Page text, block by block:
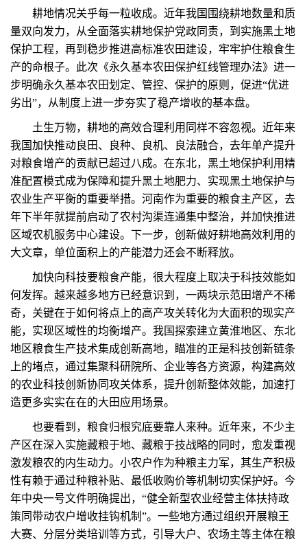
耕地情况关乎每一粒收成。近年我国围绕耕地数量和质
量双向发力，从全面落实耕地保护党政同责，到实施黑土地
保护工程，再到稳步推进高标准农田建设，牢牢护住粮食生
产的命根子。此次《永久基本农田保护红线管理办法》进一
步明确永久基本农田划定、管控、保护的原则，促进“优进
劣出”，从制度上进一步夯实了稳产增收的基本盘。
土生万物，耕地的高效合理利用同样不容忽视。近年来
我国加快推动良田、良种、良机、良法融合，去年单产提升
对粮食增产的贡献已超过八成。在东北，黑土地保护利用精
准配置模式成为保障和提升黑土地肥力、实现黑土地保护与
农业生产平衡的重要举措。河南作为重要的粮食主产区，去
年下半年就提前启动了农村沟渠连通集中整治，并加快推进
区域农机服务中心建设。下一步，创新做好耕地高效利用的
大文章，单位面积上的产能潜力还会不断释放。
加快向科技要粮食产能，很大程度上取决于科技效能如
何发挥。越来越多地方已经意识到，一两块示范田增产不稀
奇，关键在于如何将点上的高产攻关转化为大面积的现实产
能，实现区域性的均衡增产。我国探索建立黄淮地区、东北
地区粮食生产技术集成创新高地，瞄准的正是科技创新链条
上的堵点，通过集聚科研院所、企业等各方资源，构建高效
的农业科技创新协同攻关体系，提升创新整体效能，加速打
造更多实实在在的大田应用场景。
也要看到，粮食归根究底要靠人来种。近年来，不少主
产区在深入实施藏粮于地、藏粮于技战略的同时，愈发重视
激发粮农的内生动力。小农户作为种粮主力军，其生产积极
性有赖于通过种粮补贴、最低收购价等机制切实保护好。今
年中央一号文件明确提出，“健全新型农业经营主体扶持政
策同带动农户增收挂钩机制”。一些地方通过组织开展粮王
大赛、分层分类培训等方式，引导大户、农场主等主体在粮